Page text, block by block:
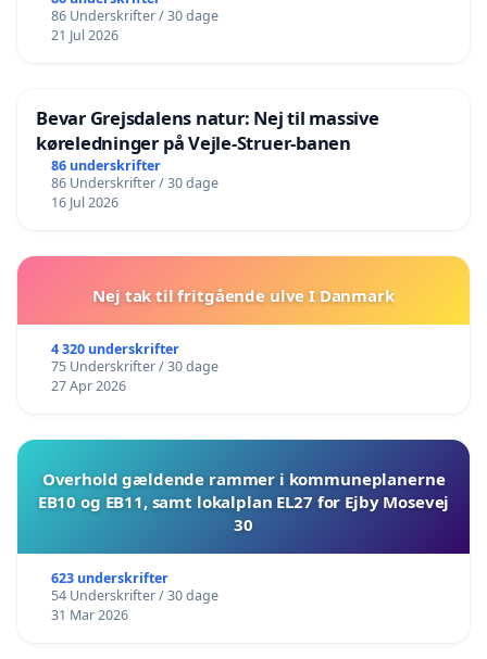
86 Underskrifter / 30 dage
21 Jul 2026
Bevar Grejsdalens natur: Nej til massive
køreledninger på Vejle-Struer-banen
86 underskrifter
86 Underskrifter / 30 dage
16 Jul 2026
Nej tak til fritgående ulve I Danmark
4 320 underskrifter
75 Underskrifter / 30 dage
27 Apr 2026
Overhold gældende rammer i kommuneplanerne
EB10 og EB11, samt lokalplan EL27 for Ejby Mosevej
30
623 underskrifter
54 Underskrifter / 30 dage
31 Mar 2026